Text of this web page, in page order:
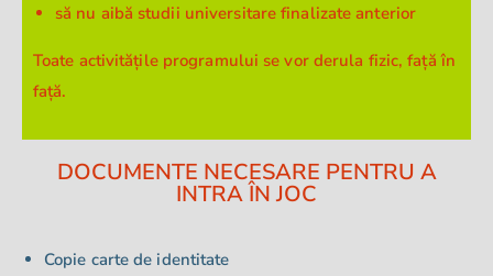
să nu aibă studii universitare finalizate anterior
Toate activitățile programului se vor derula fizic, față în
față.
DOCUMENTE NECESARE PENTRU A
INTRA ÎN JOC
Copie carte de identitate